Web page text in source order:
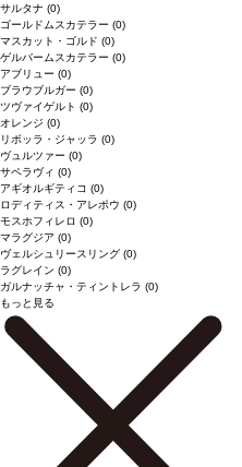
サルタナ (0)
ゴールドムスカテラー (0)
マスカット・ゴルド (0)
ゲルバームスカテラー (0)
アブリュー (0)
ブラウブルガー (0)
ツヴァイゲルト (0)
オレンジ (0)
リボッラ・ジャッラ (0)
ヴュルツァー (0)
サペラヴィ (0)
アギオルギティコ (0)
ロディティス・アレポウ (0)
モスホフィレロ (0)
マラグジア (0)
ヴェルシュリースリング (0)
ラグレイン (0)
ガルナッチャ・ティントレラ (0)
もっと見る